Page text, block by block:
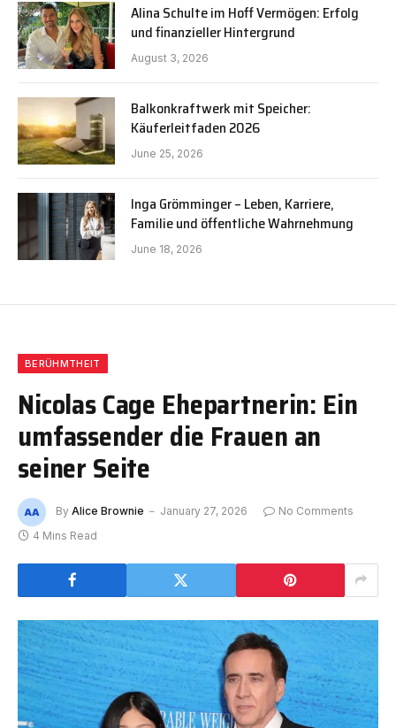
Alina Schulte im Hoff Vermögen: Erfolg
und finanzieller Hintergrund
August 3, 2026
Balkonkraftwerk mit Speicher:
Käuferleitfaden 2026
June 25, 2026
Inga Grömminger – Leben, Karriere,
Familie und öffentliche Wahrnehmung
June 18, 2026
BERÜHMTHEIT
Nicolas Cage Ehepartnerin: Ein
umfassender die Frauen an
seiner Seite
By Alice Brownie January 27, 2026
No Comments
4 Mins Read